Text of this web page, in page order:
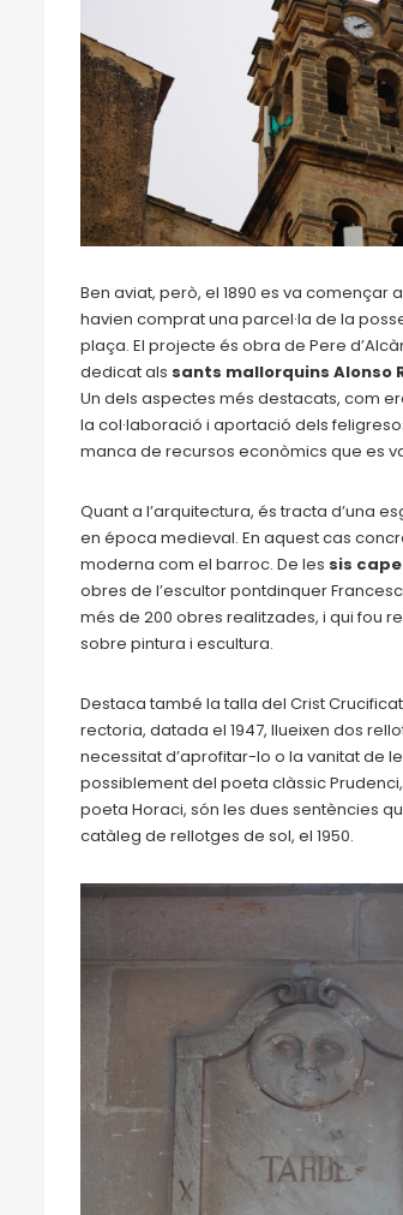
Ben aviat, però, el 1890 es va començar
havien comprat una parcel·la de la
plaça. El projecte és obra de Pere
dedicat als sants mallorquins Alonso
Un dels aspectes més destacats, com
la col·laboració i aportació dels
manca de recursos econòmics que es
Quant a l’arquitectura, és tracta d’una
en época medieval. En aquest cas
moderna com el barroc. De les sis
obres de l’escultor pontdinquer
més de 200 obres realitzades, i qui fou
sobre pintura i escultura.
Destaca també la talla del Crist
rectoria, datada el 1947, llueixen dos
necessitat d’aprofitar-lo o la vanitat de les
possiblement del poeta clàssic Prudenci, i
poeta Horaci, són les dues sentències
catàleg de rellotges de sol, el 1950.